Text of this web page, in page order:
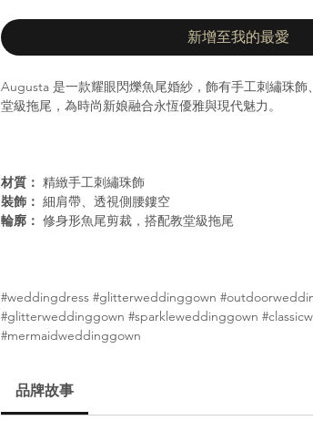
新增至我的最愛
Augusta 是一款耀眼閃爍魚尾婚紗，飾有手工刺繡珠
堂級拖尾，為時尚新娘融合永恆優雅與現代魅力。
材質： 精緻手工刺繡珠飾
裝飾： 細肩帶、透視側腰鏤空
輪廓： 修身形魚尾剪裁，搭配教堂級拖尾
#weddingdress #glitterweddinggown
#glitterweddinggown #sparkleweddinggown
#mermaidweddinggown
品牌故事